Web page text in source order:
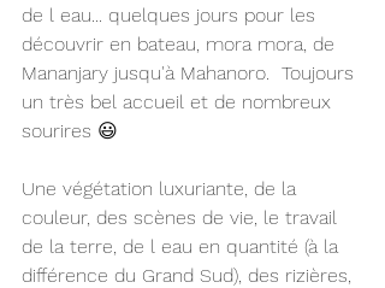
de l eau... quelques jours pour les
découvrir en bateau, mora mora, de
Mananjary jusqu'à Mahanoro.  Toujours
un très bel accueil et de nombreux
sourires 😃
Une végétation luxuriante, de la
couleur, des scènes de vie, le travail
de la terre, de l eau en quantité (à la
différence du Grand Sud), des rizières,